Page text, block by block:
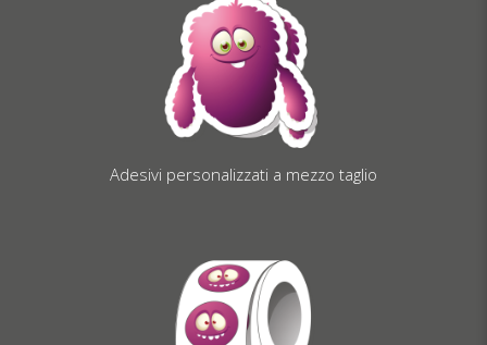
Adesivi personalizzati a mezzo taglio